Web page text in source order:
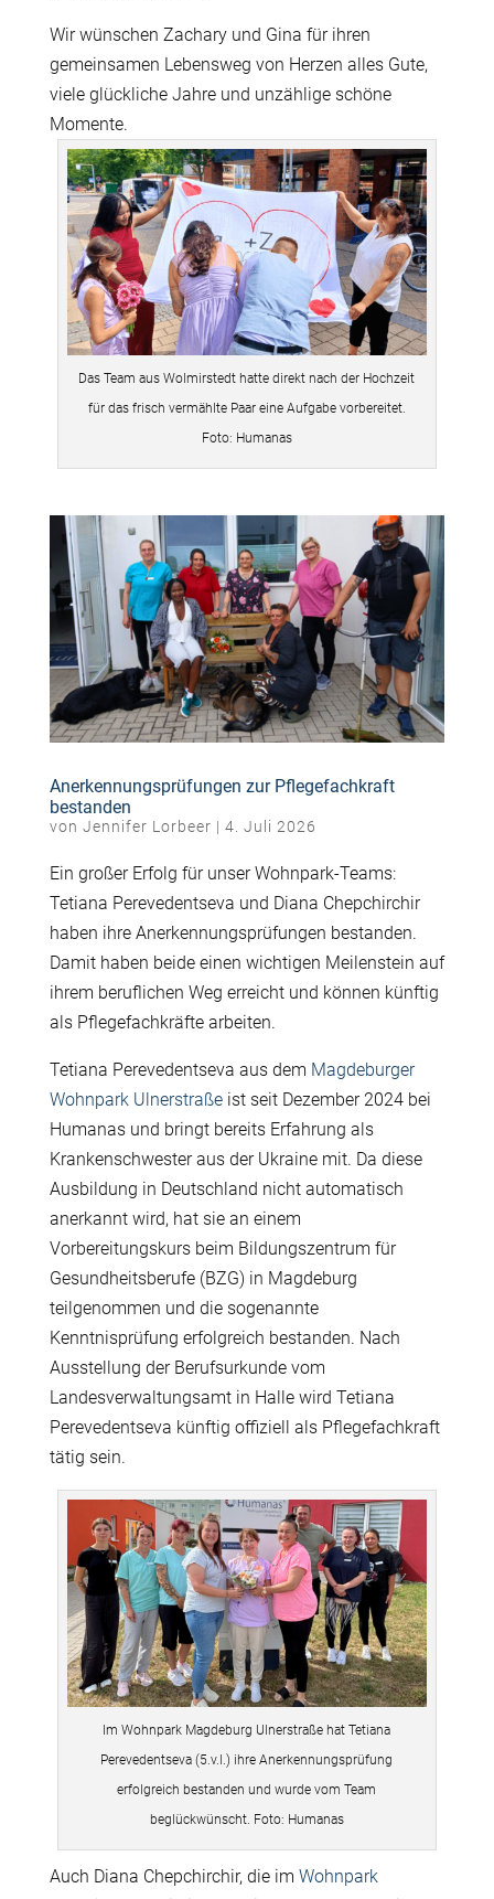
Wir wünschen Zachary und Gina für ihren
gemeinsamen Lebensweg von Herzen alles Gute,
viele glückliche Jahre und unzählige schöne
Momente.
Das Team aus Wolmirstedt hatte direkt nach der Hochzeit
für das frisch vermählte Paar eine Aufgabe vorbereitet.
Foto: Humanas
Anerkennungsprüfungen zur Pflegefachkraft
bestanden
von Jennifer Lorbeer | 4. Juli 2026
Ein großer Erfolg für unser Wohnpark-Teams:
Tetiana Perevedentseva und Diana Chepchirchir
haben ihre Anerkennungsprüfungen bestanden.
Damit haben beide einen wichtigen Meilenstein auf
ihrem beruflichen Weg erreicht und können künftig
als Pflegefachkräfte arbeiten.
Tetiana Perevedentseva aus dem Magdeburger
Wohnpark Ulnerstraßeist seit Dezember 2024 bei
Humanas und bringt bereits Erfahrung als
Krankenschwester aus der Ukraine mit. Da diese
Ausbildung in Deutschland nicht automatisch
anerkannt wird, hat sie an einem
Vorbereitungskurs beim Bildungszentrum für
Gesundheitsberufe (BZG) in Magdeburg
teilgenommen und die sogenannte
Kenntnisprüfung erfolgreich bestanden. Nach
Ausstellung der Berufsurkunde vom
Landesverwaltungsamt in Halle wird Tetiana
Perevedentseva künftig offiziell als Pflegefachkraft
tätig sein.
Im Wohnpark Magdeburg Ulnerstraße hat Tetiana
Perevedentseva (5.v.l.) ihre Anerkennungsprüfung
erfolgreich bestanden und wurde vom Team
beglückwünscht. Foto: Humanas
Auch Diana Chepchirchir, die im Wohnpark